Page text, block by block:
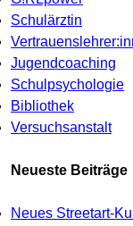
Schulärztin
Jugendcoaching
Schulpsychologie
Bibliothek
Versuchsanstalt
Neueste Beiträge
Neues Streetart-